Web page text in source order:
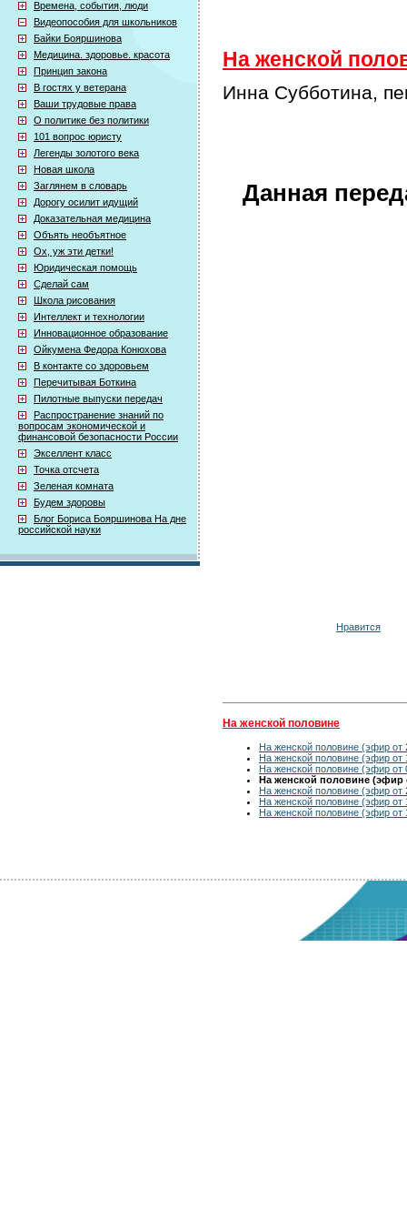
Времена, события, люди
Видеопособия для школьников
Байки Бояршинова
Медицина. здоровье. красота
Принцип закона
В гостях у ветерана
Ваши трудовые права
О политике без политики
101 вопрос юристу
Легенды золотого века
Новая школа
Заглянем в словарь
Дорогу осилит идущий
Доказательная медицина
Объять необъятное
Ох, уж эти детки!
Юридическая помощь
Сделай сам
Школа рисования
Интеллект и технологии
Инновационное образование
Ойкумена Федора Конюхова
В контакте со здоровьем
Перечитывая Боткина
Пилотные выпуски передач
Распространение знаний по
вопросам экономической и
финансовой безопасности России
Экселлент класс
Точка отсчета
Зеленая комната
Будем здоровы
Блог Бориса Бояршинова На дне
российской науки
На женской
Инна Субботина,
Данная
Нравится
На женской половине
На женской половине (эфир от
На женской половине (эфир от
На женской половине (эфир от
На женской половине (эфир
На женской половине (эфир от
На женской половине (эфир от
На женской половине (эфир от